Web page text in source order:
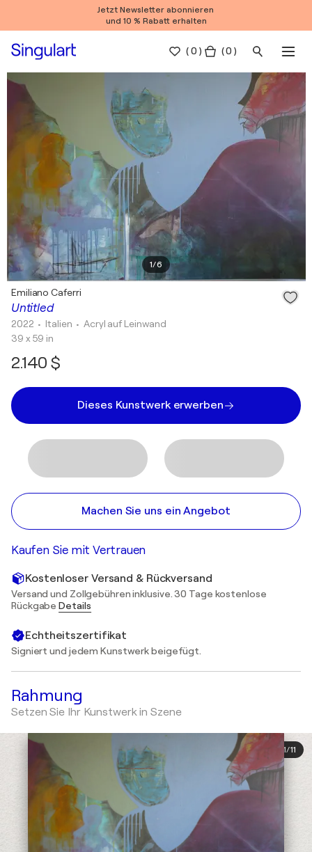
Jetzt Newsletter abonnieren
und 10 % Rabatt erhalten
(0 ) ( 0 )
1/6
Untitled
Emiliano Caferri
2022 • Italien • Acryl auf Leinwand
39 x 59 in
2.140 $
Dieses Kunstwerk erwerben
Machen Sie uns ein Angebot
Kaufen Sie mit Vertrauen
Kostenloser Versand & Rückversand
Versand und Zollgebühren inklusive. 30 Tage kostenlose
RückgabeDetails
Echtheitszertifikat
Signiert und jedem Kunstwerk beigefügt.
Rahmung
Setzen Sie Ihr Kunstwerk in Szene
1/11